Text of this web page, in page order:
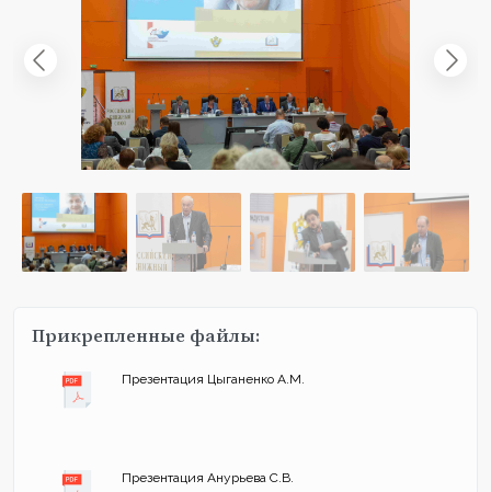
Прикрепленные файлы:
Презентация Цыганенко А.М.
Презентация Анурьева С.В.